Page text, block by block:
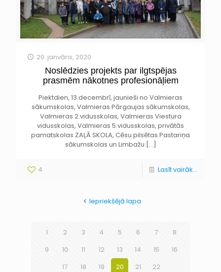
20. janvāris, 2020
Noslēdzies projekts par ilgtspējas
prasmēm nākotnes profesionāļiem
Piektdien, 13.decembrī, jaunieši no Valmieras
sākumskolas, Valmieras Pārgaujas sākumskolas,
Valmieras 2.vidusskolas, Valmieras Viestura
vidusskolas, Valmieras 5.vidusskolas, privātās
pamatskolas ZAĻĀ SKOLA, Cēsu pilsētas Pastariņa
sākumskolas un Limbažu […]
4 Lasīt vairāk...
Iepriekšējā lapa
1 2 3 4 5 6 7
8
9
10 11 12 13 14 15
16
17
18 19 20 21 22